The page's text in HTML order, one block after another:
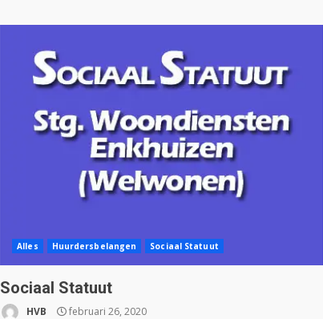
Alles Huurdersbelangen Sociaal Statuut
Sociaal Statuut
HVB februari 26, 2020